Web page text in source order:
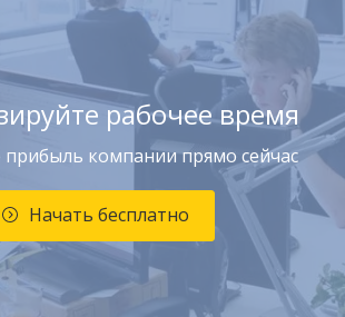
рабочее время
прибыль компании прямо сейчас
Начать бесплатно